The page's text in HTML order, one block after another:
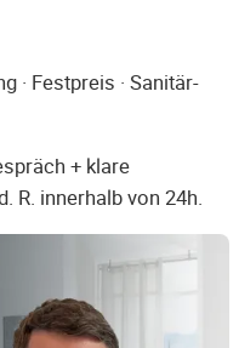
· Festpreis · Sanitär-
+ klare
R. innerhalb von 24h.